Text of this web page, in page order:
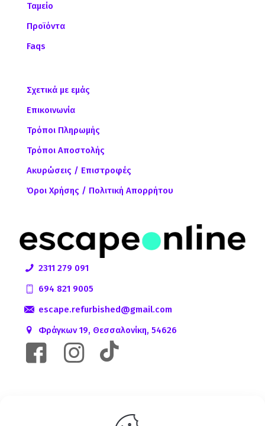
Ταμείο
Προϊόντα
Faqs
Σχετικά με εμάς
Επικοινωνία
Τρόποι Πληρωμής
Τρόποι Αποστολής
Ακυρώσεις / Επιστροφές
Όροι Χρήσης / Πολιτική Απορρήτου
2311 279 091
694 821 9005
escape.refurbished@gmail.com
Φράγκων 19, Θεσσαλονίκη, 54626